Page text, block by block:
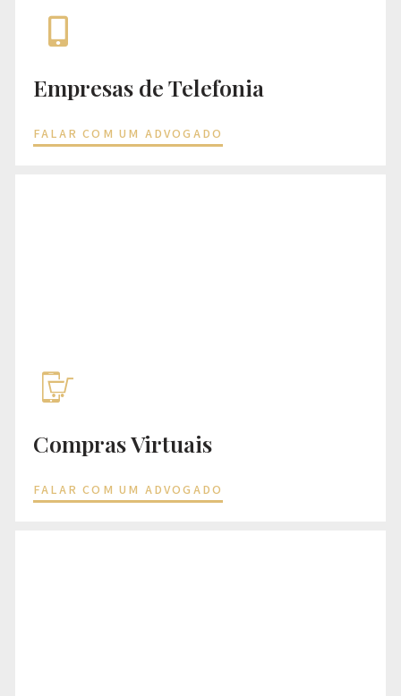
Empresas de Telefonia
FALAR COM UM ADVOGADO
Compras Virtuais
FALAR COM UM ADVOGADO